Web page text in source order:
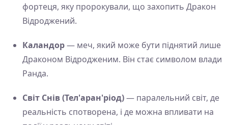
фортеця, яку пророкували, що захопить Дракон
Відроджений.
Каландор— меч, який може бути піднятий лише
Драконом Відродженим. Він стає символом влади
Ранда.
Світ Снів (Тел'аран'ріод)— паралельний світ, де
реальність спотворена, і де можна впливати на